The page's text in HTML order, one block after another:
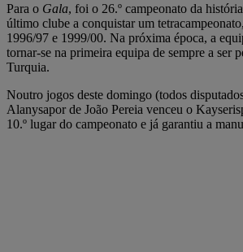
Para o Gala, foi o 26.º campeonato da
último clube a conquistar um
1996/97 e 1999/00. Na próxima época, a
tornar-se na primeira equipa de sempre a ser
Turquia.
Noutro jogos deste domingo (todos
Alanysapor de João Pereia venceu o
10.º lugar do campeonato e já garantiu a